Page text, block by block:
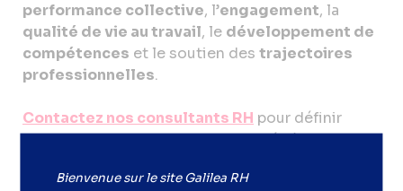
performance collective, l’engagement, la
qualité de vie au travail, le développement de
compétences et le soutien des trajectoires
professionnelles.
Contactez nos consultants RH pour définir
ensemble la solution la plus adaptée à vos
Bienvenue sur le site Galilea RH